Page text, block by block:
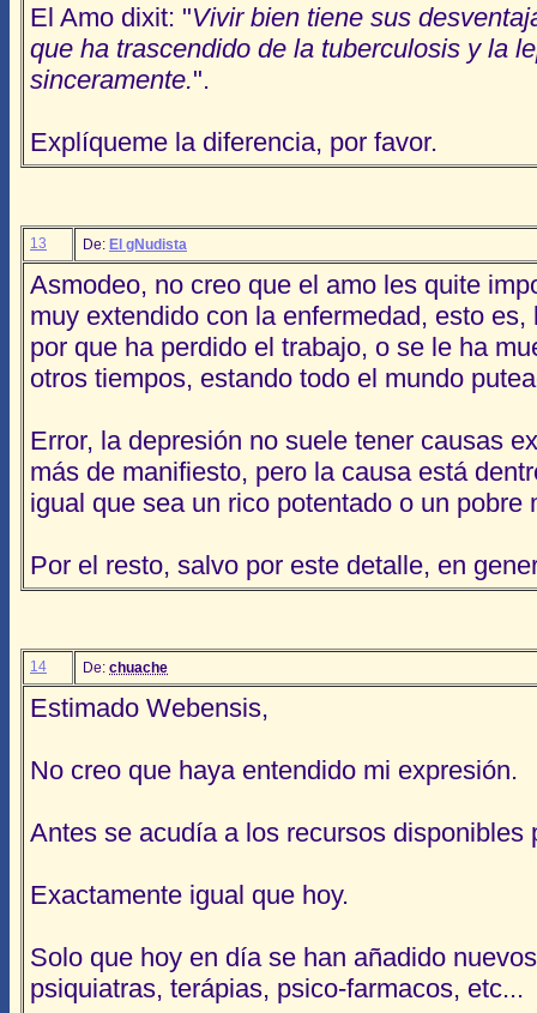
El Amo dixit: "Vivir bien tiene sus
que ha trascendido de la tuberculosis y la
sinceramente.".
Explíqueme la diferencia, por favor.
13 De: El gNudista
Asmodeo, no creo que el amo les quite
muy extendido con la enfermedad, esto
por que ha perdido el trabajo, o se le ha
otros tiempos, estando todo el mundo
Error, la depresión no suele tener causas
más de manifiesto, pero la causa está
igual que sea un rico potentado o un pobre
Por el resto, salvo por este detalle, en
14 De: chuache
Estimado Webensis,
No creo que haya entendido mi expresión.
Antes se acudía a los recursos disponibles
Exactamente igual que hoy.
Solo que hoy en día se han añadido
psiquiatras, terápias, psico-farmacos, etc...